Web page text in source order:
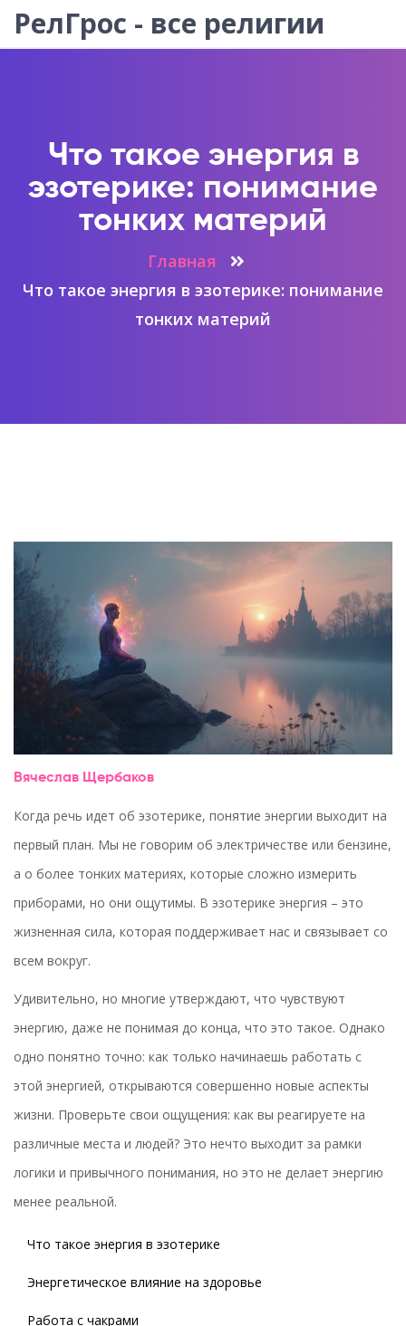
РелГрос - все религии
Что такое энергия в
эзотерике: понимание
тонких материй
Главная
Что такое энергия в эзотерике: понимание
тонких материй
Вячеслав Щербаков
Когда речь идет об эзотерике, понятие энергии выходит на
первый план. Мы не говорим об электричестве или бензине,
а о более тонких материях, которые сложно измерить
приборами, но они ощутимы. В эзотерике энергия – это
жизненная сила, которая поддерживает нас и связывает со
всем вокруг.
Удивительно, но многие утверждают, что чувствуют
энергию, даже не понимая до конца, что это такое. Однако
одно понятно точно: как только начинаешь работать с
этой энергией, открываются совершенно новые аспекты
жизни. Проверьте свои ощущения: как вы реагируете на
различные места и людей? Это нечто выходит за рамки
логики и привычного понимания, но это не делает энергию
менее реальной.
Что такое энергия в эзотерике
Энергетическое влияние на здоровье
Работа с чакрами